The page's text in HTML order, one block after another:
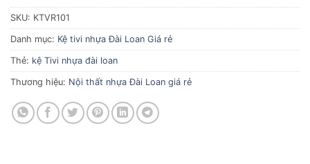
SKU: KTVR101
Danh mục: Kệ tivi nhựa Đài Loan Giá rẻ
Thẻ: kệ Tivi nhựa đài loan
Thương hiệu: Nội thất nhựa Đài Loan giá rẻ